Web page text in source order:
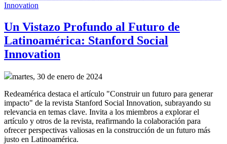
Un Vistazo Profundo al Futuro de
Latinoamérica: Stanford Social
Innovation
martes, 30 de enero de 2024
Redeamérica destaca el artículo "Construir un futuro para generar
impacto" de la revista Stanford Social Innovation, subrayando su
relevancia en temas clave. Invita a los miembros a explorar el
artículo y otros de la revista, reafirmando la colaboración para
ofrecer perspectivas valiosas en la construcción de un futuro más
justo en Latinoamérica.